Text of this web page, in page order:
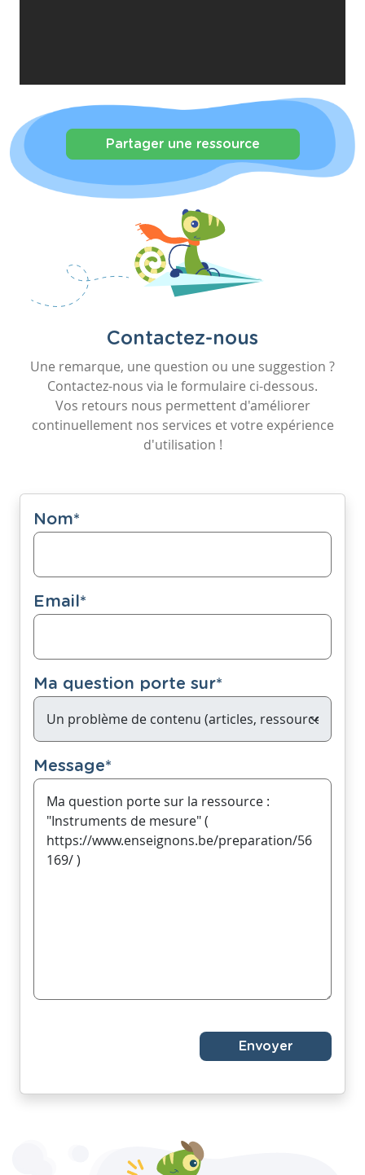
Partager une ressource
Contactez-nous
Une remarque, une question ou une suggestion ?
Contactez-nous via le formulaire ci-dessous.
Vos retours nous permettent d'améliorer
continuellement nos services et votre expérience
d'utilisation !
Nom*
Email*
Ma question porte sur*
Message*
Envoyer